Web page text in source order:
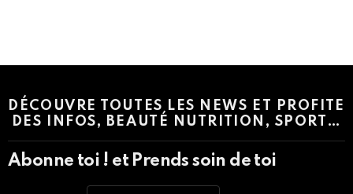
DÉCOUVRE TOUTES LES NEWS ET PROFITE
DES INFOS, BEAUTÉ NUTRITION, SPORT…
Abonne toi ! et Prends soin de toi